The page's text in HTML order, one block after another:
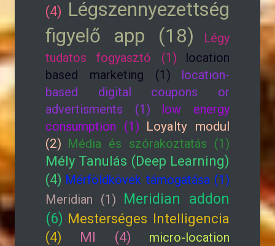
(4) Légszennyezettség
figyelő app (18)
Légy
tudatos fogyasztó (1)
location
based marketing (1)
location-
based digital coupons or
advertisments (1)
low energy
consumption (1) Loyalty modul
(2) Média és szórakoztatás (1)
Mély Tanulás (Deep Learning)
(4) Mérföldkövek támogatása (1)
Meridian (1)
Meridian addon
(6) Mesterséges Intelligencia
(4)
MI (4)
micro-location